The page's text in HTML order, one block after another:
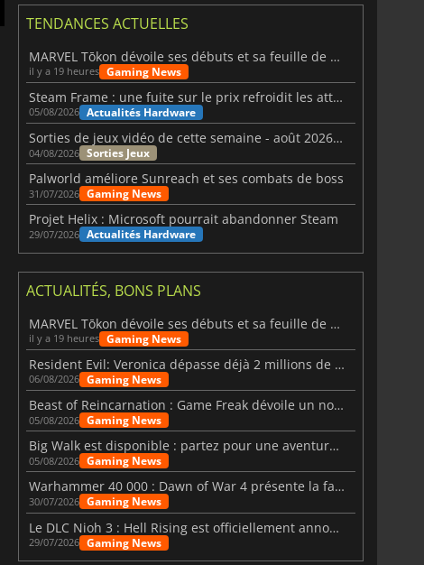
TENDANCES ACTUELLES
MARVEL Tōkon dévoile ses débuts et sa feuille de route
il y a 19 heures Gaming News
Steam Frame : une fuite sur le prix refroidit les attentes VR
05/08/2026 Actualités Hardware
Sorties de jeux vidéo de cette semaine - août 2026 (semaine 32)
04/08/2026 Sorties Jeux
Palworld améliore Sunreach et ses combats de boss
31/07/2026 Gaming News
Projet Helix : Microsoft pourrait abandonner Steam
29/07/2026 Actualités Hardware
ACTUALITÉS, BONS PLANS
MARVEL Tōkon dévoile ses débuts et sa feuille de route
il y a 19 heures Gaming News
Resident Evil: Veronica dépasse déjà 2 millions de wishlists
06/08/2026 Gaming News
Beast of Reincarnation : Game Freak dévoile un nouveau pari
05/08/2026 Gaming News
Big Walk est disponible : partez pour une aventure entre amis
05/08/2026 Gaming News
Warhammer 40 000 : Dawn of War 4 présente la faction des Nécrons
30/07/2026 Gaming News
Le DLC Nioh 3 : Hell Rising est officiellement annoncé
29/07/2026 Gaming News